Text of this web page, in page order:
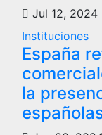
Jul 12, 2024
Instituciones
España
la